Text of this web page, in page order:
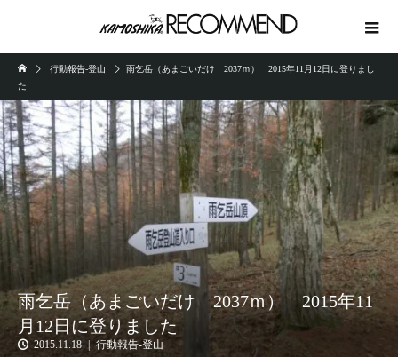
行動報告-登山
雨乞岳（あまごいだけ 2037ｍ） 2015年11月12日に登りまし
た
雨乞岳（あまごいだけ 2037ｍ） 2015年11
月12日に登りました
2015.11.18 行動報告-登山